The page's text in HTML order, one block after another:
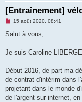
[Entraînement]
M
s
g
o
l
u
15 août 2020, 08:41
Salut à vous,
Je suis Caroline
Début 2016, de part ma
de contrat d'intérim dans
projetant dans le monde
de l'argent sur internet,